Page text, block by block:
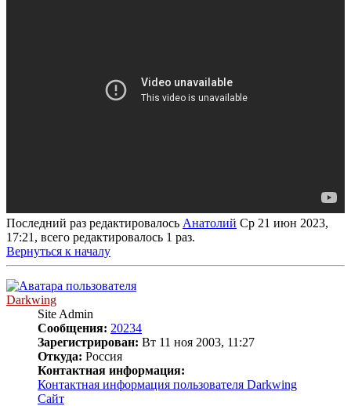
Последний раз редактировалось Анатолий Ср 21 июн 2023,
17:21, всего редактировалось 1 раз.
Вернуться к началу
Darkwing
Site Admin
Сообщения: 20234
Зарегистрирован: Вт 11 ноя 2003, 11:27
Откуда: Россия
Контактная информация:
Контактная информация пользователя Darkwing
Сайт